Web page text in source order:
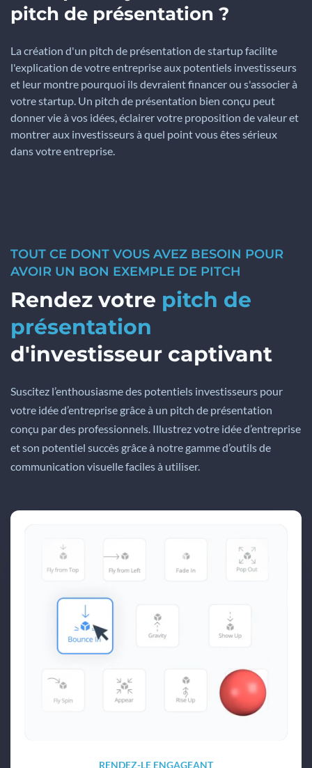
pitch de présentation ?
La création d'un pitch de présentation de startup facilite
l'explication de votre entreprise aux potentiels investisseurs
et leur montre pourquoi ils devraient financer ou s'associer à
votre startup. Un pitch de présentation bien conçu peut
donner vie à vos idées, éclairer votre proposition de valeur et
montrer aux investisseurs à quel point vous êtes sérieux
dans votre entreprise.
TOUT CE DONT VOUS AVEZ BESOIN POUR
AVOIR UN BON EXEMPLE DE PITCH
Rendez votre pitch de
présentation
d'investisseur captivant
Suscitez l’enthousiasme des potentiels investisseurs pour
votre idée d’entreprise grâce à un pitch de présentation
conçu par des professionnels. Illustrez votre idée d’entreprise
et son potentiel succès grâce à notre gamme d’outils de
communication visuelle faciles à utiliser.
RENDEZ-LE ENGAGEANT